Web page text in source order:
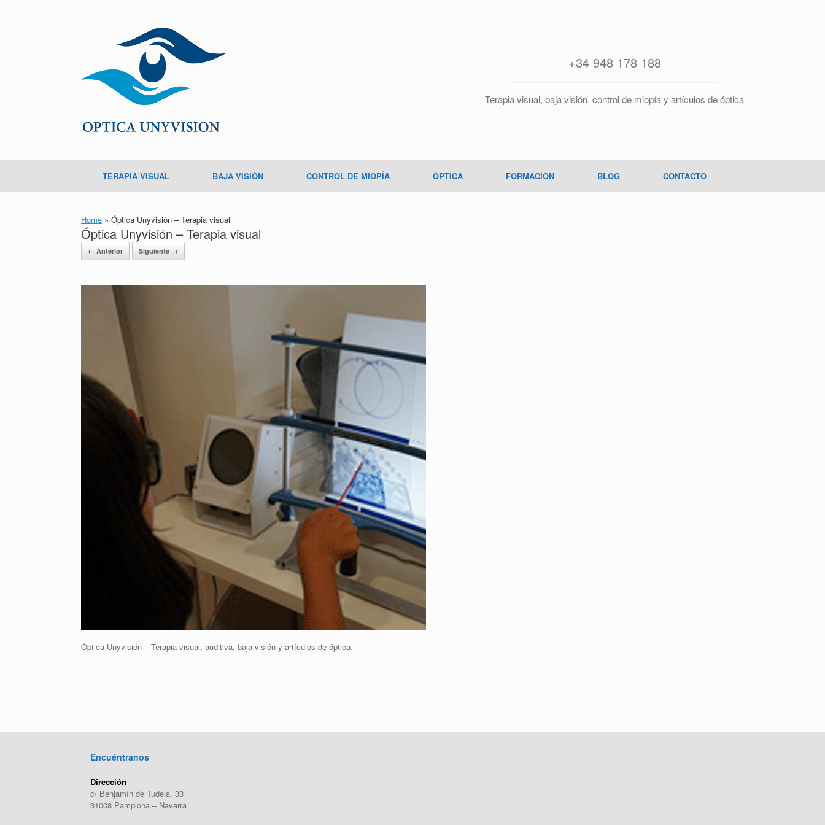
+34 948 178 188
Terapia visual, baja visión, control de miopía y artículos de óptica
TERAPIA VISUAL BAJA VISIÓN CONTROL DE MIOPÍA ÓPTICA FORMACIÓN BLOG CONTACTO
Home » Óptica Unyvisión – Terapia visual
Óptica Unyvisión – Terapia visual
← Anterior Siguiente →
Óptica Unyvisión – Terapia visual, auditiva, baja visión y artículos de óptica
Encuéntranos
Dirección
c/ Benjamín de Tudela, 33
31008 Pamplona – Navarra